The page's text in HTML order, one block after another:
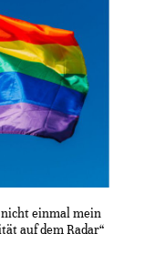
einmal mein
auf dem Radar“